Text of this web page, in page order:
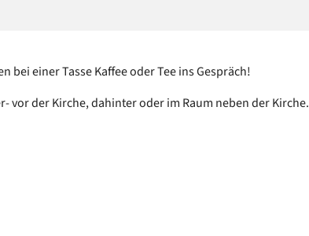
bei einer Tasse Kaffee oder Tee ins Gespräch!
vor der Kirche, dahinter oder im Raum neben der Kirche.